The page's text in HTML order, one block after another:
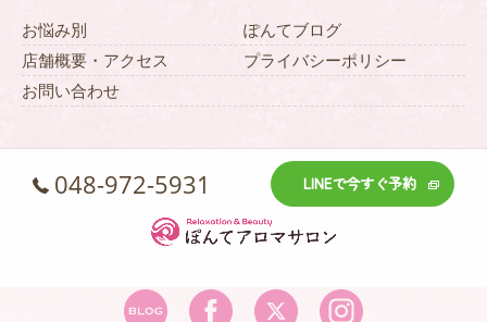
お悩み別
ぽんてブログ
店舗概要・アクセス
プライバシーポリシー
お問い合わせ
048-972-5931 LINEで今すぐ予約